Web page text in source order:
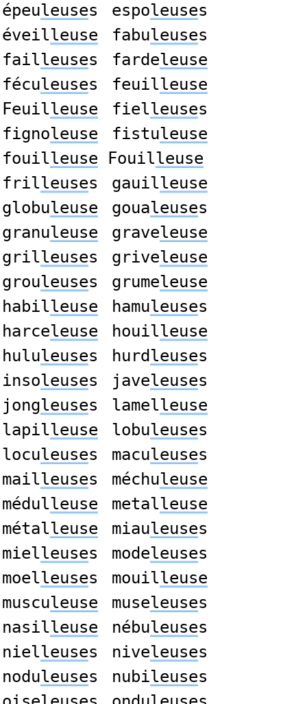
épeuleuses espoleuses
éveilleuse fabuleuses
failleuses fardeleuse
féculeuses feuilleuse
Feuilleuse fielleuses
fignoleuse fistuleuse
fouilleuse Fouilleuse
frilleuses gauilleuse
globuleuse goualeuses
granuleuse graveleuse
grilleuses griveleuse
grouleuses grumeleuse
habilleuse hamuleuses
harceleuse houilleuse
hululeuses hurdleuses
insoleuses javeleuses
jongleuses lamelleuse
lapilleuse lobuleuses
loculeuses maculeuses
mailleuses méchuleuse
médulleuse metalleuse
métalleuse miauleuses
mielleuses modeleuses
moelleuses mouilleuse
musculeuse museleuses
nasilleuse nébuleuses
nielleuses niveleuses
noduleuses nubileuses